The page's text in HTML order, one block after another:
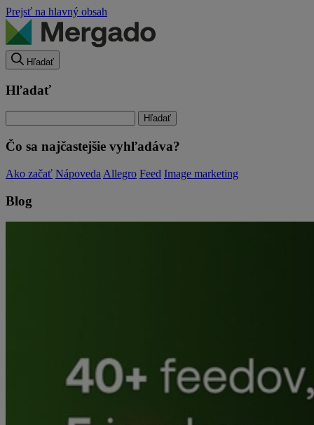
Prejsť na hlavný obsah
Hľadať
Hľadať
Čo sa najčastejšie vyhľadáva?
Ako začať Nápoveda Allegro Feed Image marketing
Blog